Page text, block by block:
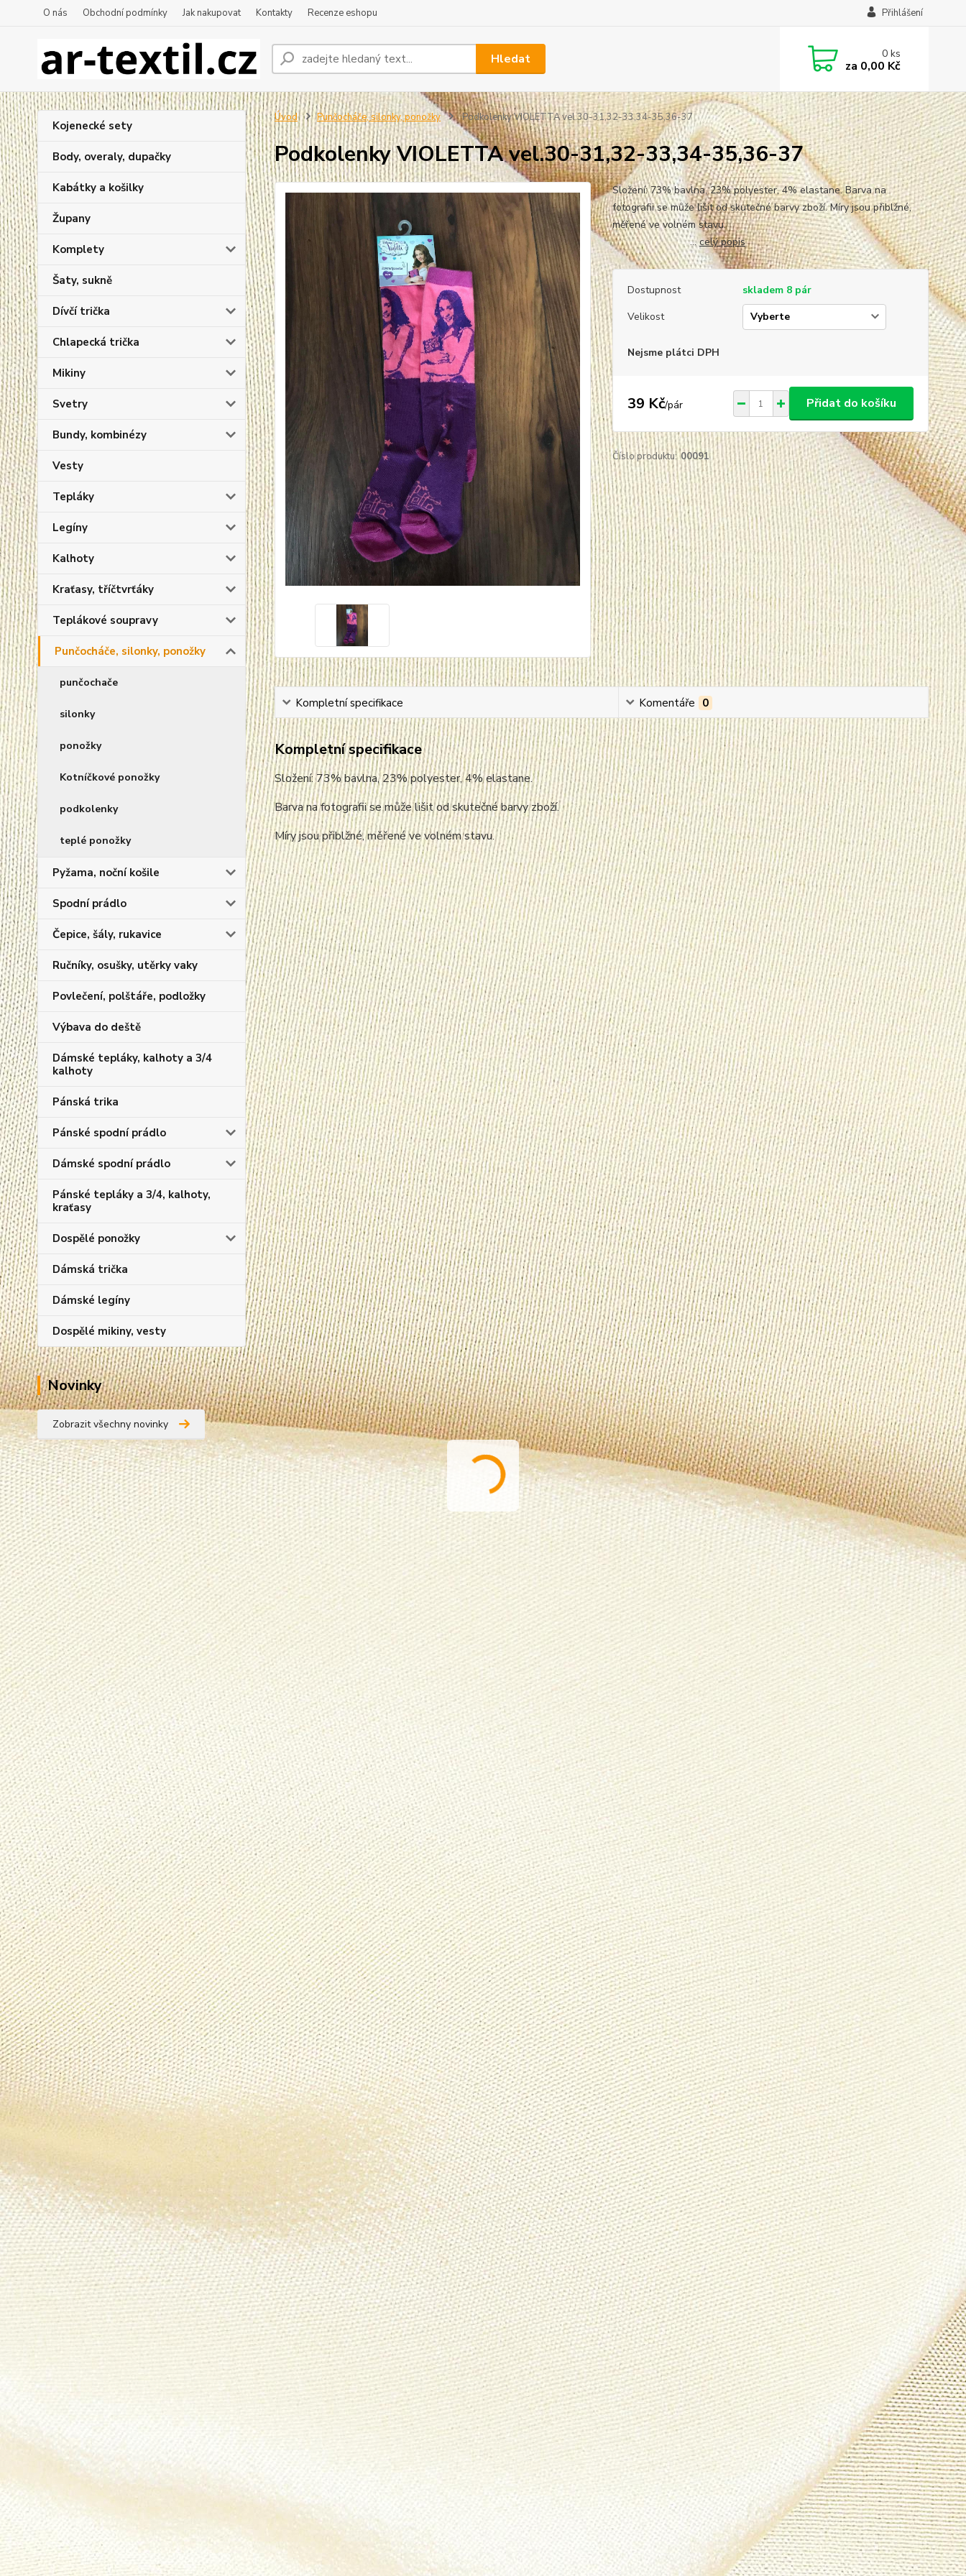
O nás Obchodní podmínky Jak nakupovat Kontakty Recenze eshopu Přihlášení
Hledat 0ks
za 0,00 Kč
Kojenecké sety
Body, overaly, dupačky
Kabátky a košilky
Župany
Komplety
Šaty, sukně
Dívčí trička
Chlapecká trička
Mikiny
Svetry
Bundy, kombinézy
Vesty
Tepláky
Legíny
Kalhoty
Kraťasy, tříčtvrťáky
Teplákové soupravy
Punčocháče, silonky, ponožky
punčochače
silonky
ponožky
Kotníčkové ponožky
podkolenky
teplé ponožky
Pyžama, noční košile
Spodní prádlo
Čepice, šály, rukavice
Ručníky, osušky, utěrky vaky
Povlečení, polštáře, podložky
Výbava do deště
Dámské tepláky, kalhoty a 3/4
kalhoty
Pánská trika
Pánské spodní prádlo
Dámské spodní prádlo
Pánské tepláky a 3/4, kalhoty,
kraťasy
Dospělé ponožky
Dámská trička
Dámské legíny
Dospělé mikiny, vesty
Novinky
Zobrazit všechny novinky
Úvod Punčocháče, silonky, ponožky Podkolenky VIOLETTA vel.30-31,32-33,34-35,36-37
Podkolenky VIOLETTA vel.30-31,32-33,34-35,36-37
Složení: 73% bavlna, 23% polyester, 4% elastane. Barva na
fotografii se může lišit od skutečné barvy zboží. Míry jsou přiblžné,
měřené ve volném stavu.
...celý popis
Dostupnost
skladem 8 pár
Velikost
Nejsme plátci DPH
39 Kč/pár Přidat do košíku
Číslo produktu: 00091
Kompletní specifikace Komentáře 0
Kompletní specifikace
Složení: 73% bavlna, 23% polyester, 4% elastane.
Barva na fotografii se může lišit od skutečné barvy zboží.
Míry jsou přiblžné, měřené ve volném stavu.